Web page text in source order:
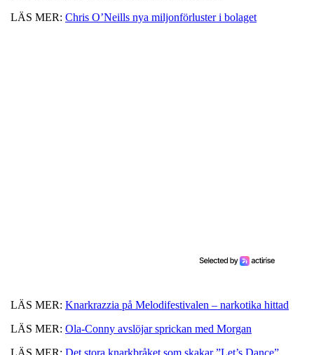
LÄS MER: Chris O’Neills nya miljonförluster i bolaget
LÄS MER: Knarkrazzia på Melodifestivalen – narkotika hittad
LÄS MER: Ola-Conny avslöjar sprickan med Morgan
LÄS MER: Det stora knarkbråket som skakar ”Let’s Dance”